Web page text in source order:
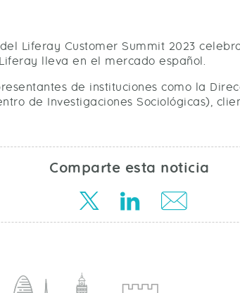
Liferay Customer Summit 2023
lleva en el mercado español.
de instituciones como la
de Investigaciones Sociológicas),
Comparte esta noticia